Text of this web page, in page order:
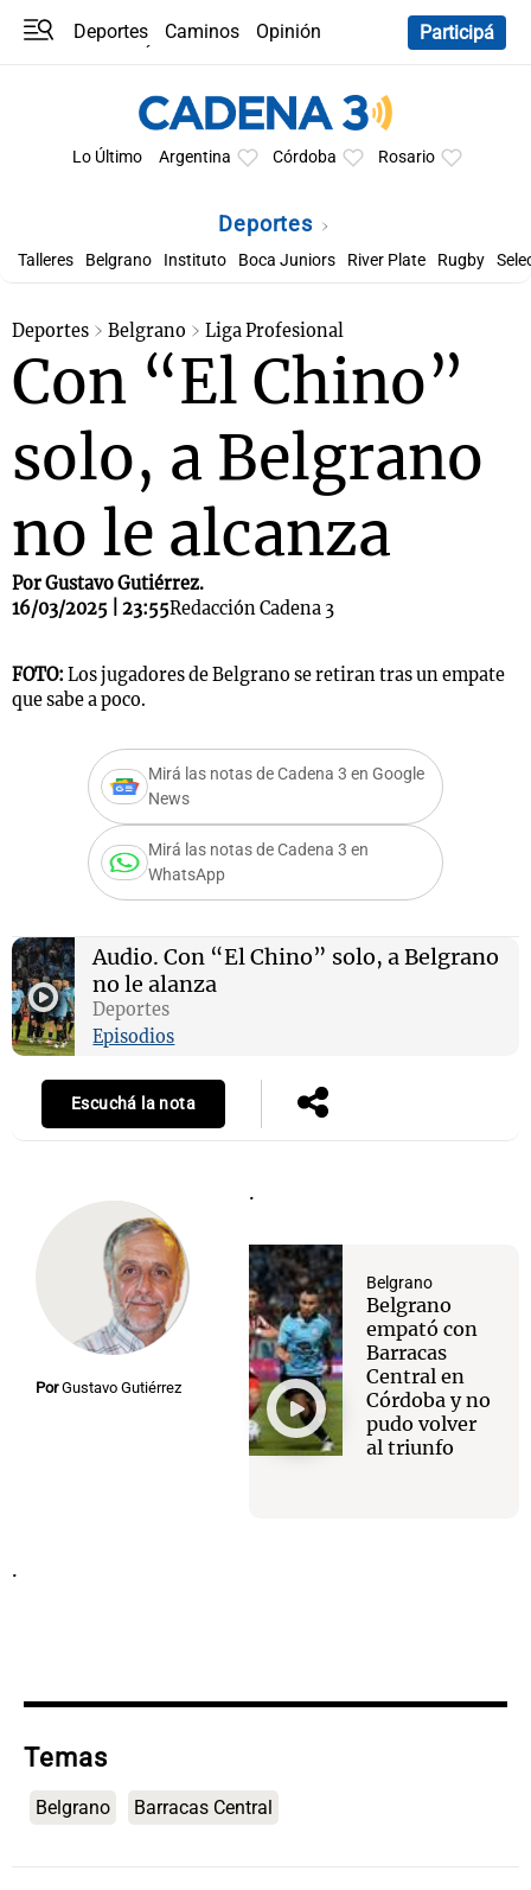
Deportes Caminos
Opinión
Participá
Lo Último Argentina Córdoba Rosario
Deportes
Talleres Belgrano Instituto Boca Juniors River Plate Rugby
Deportes Belgrano Liga Profesional
Con “El Chino”
solo, a Belgrano
no le alcanza
Por Gustavo Gutiérrez.
16/03/2025 | 23:55Redacción Cadena 3
FOTO: Los jugadores de Belgrano se retiran tras un empate
que sabe a poco.
Mirá las notas de Cadena 3 en Google
News
Mirá las notas de Cadena 3 en
WhatsApp
Audio. Con “El Chino” solo, a Belgrano
no le alanza
Deportes
Episodios
Escuchá la nota
Por Gustavo Gutiérrez
.
Belgrano
Belgrano
empató con
Barracas
Central en
Córdoba y no
pudo volver
al triunfo
.
Temas
Belgrano Barracas Central
Mundial 2026